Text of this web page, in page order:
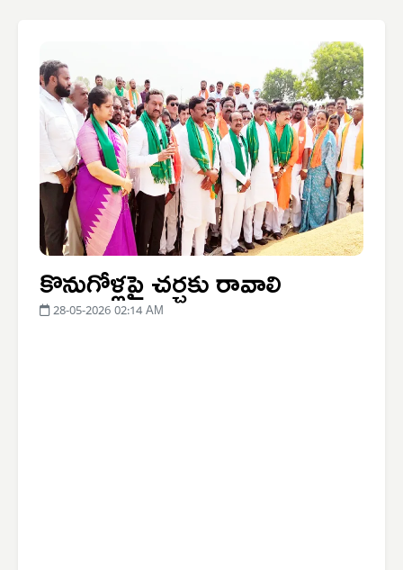
కొనుగోళ్లపై చర్చకు రావాలి
28-05-2026 02:14 AM